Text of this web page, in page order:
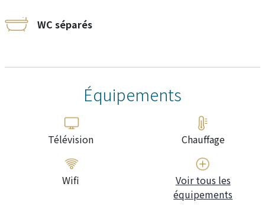
WC séparés
Équipements
Télévision Chauffage
Wifi
Voir tous les
équipements